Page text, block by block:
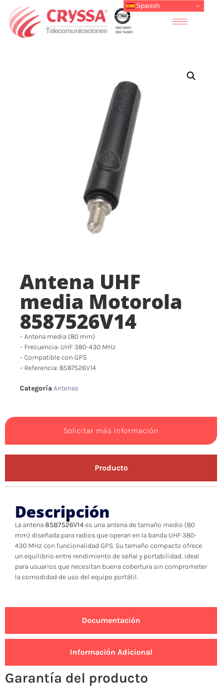
Antena UHF
media Motorola
8587526V14
– Antena media (80 mm)
– Frecuencia: UHF 380-430 MHz
– Compatible con GPS
– Referencia: 8587526V14
Categoría Antenas
Solicitar más información
Producto
Documentación
Información Adicional
Descripción
La antena8587526V14es una antena de tamaño medio (80
mm) diseñada para radios que operan en la banda UHF 380-
430 MHz con funcionalidad GPS. Su tamaño compacto ofrece
un equilibrio entre rendimiento de señal y portabilidad, ideal
para usuarios que necesitan buena cobertura sin comprometer
la comodidad de uso del equipo portátil.
Garantía del producto
Spanish